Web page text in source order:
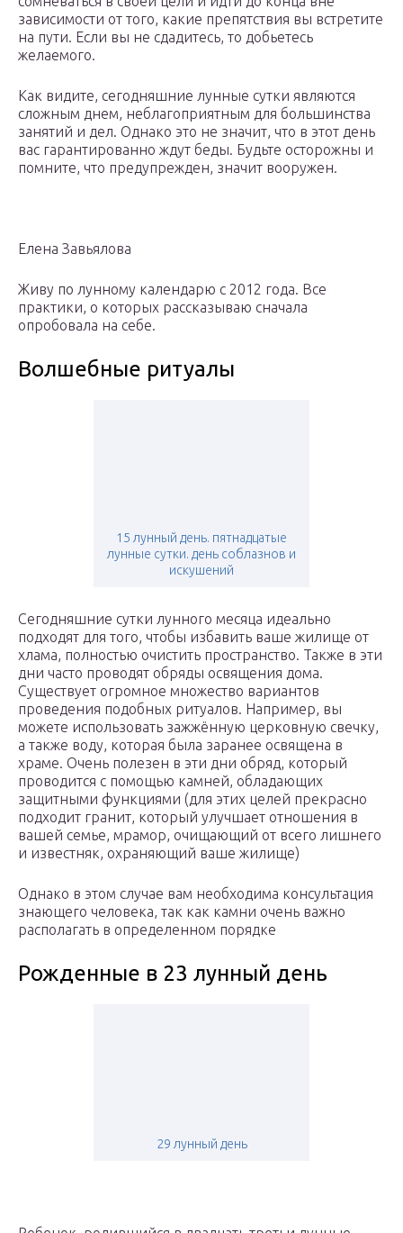
зависимости от того, какие препятствия вы встретите
на пути. Если вы не сдадитесь, то добьетесь
желаемого.
Как видите, сегодняшние лунные сутки являются
сложным днем, неблагоприятным для большинства
занятий и дел. Однако это не значит, что в этот день
вас гарантированно ждут беды. Будьте осторожны и
помните, что предупрежден, значит вооружен.
Елена Завьялова
Живу по лунному календарю с 2012 года. Все
практики, о которых рассказываю сначала
опробовала на себе.
Волшебные ритуалы
15 лунный день. пятнадцатые
лунные сутки. день соблазнов и
искушений
Сегодняшние сутки лунного месяца идеально
подходят для того, чтобы избавить ваше жилище от
хлама, полностью очистить пространство. Также в эти
дни часто проводят обряды освящения дома.
Существует огромное множество вариантов
проведения подобных ритуалов. Например, вы
можете использовать зажжённую церковную свечку,
а также воду, которая была заранее освящена в
храме. Очень полезен в эти дни обряд, который
проводится с помощью камней, обладающих
защитными функциями (для этих целей прекрасно
подходит гранит, который улучшает отношения в
вашей семье, мрамор, очищающий от всего лишнего
и известняк, охраняющий ваше жилище)
Однако в этом случае вам необходима консультация
знающего человека, так как камни очень важно
располагать в определенном порядке
Рожденные в 23 лунный день
29 лунный день